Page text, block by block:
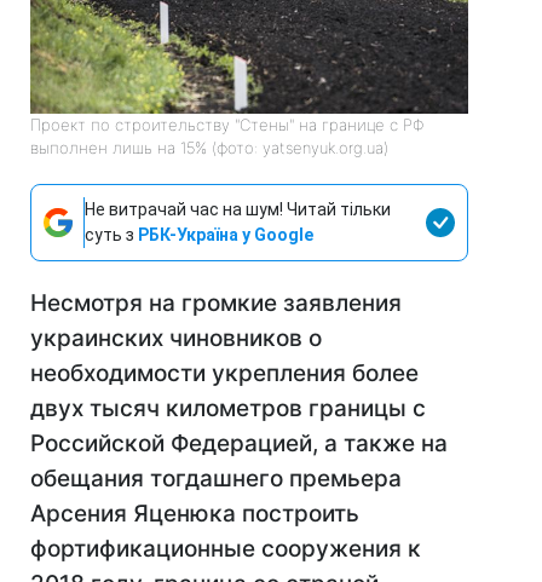
Проект по строительству "Стены" на границе с РФ
выполнен лишь на 15% (фото: yatsenyuk.org.ua)
Не витрачай час на шум! Читай тільки
суть з РБК-Україна у Google
Несмотря на громкие заявления
украинских чиновников о
необходимости укрепления более
двух тысяч километров границы с
Российской Федерацией, а также на
обещания тогдашнего премьера
Арсения Яценюка построить
фортификационные сооружения к